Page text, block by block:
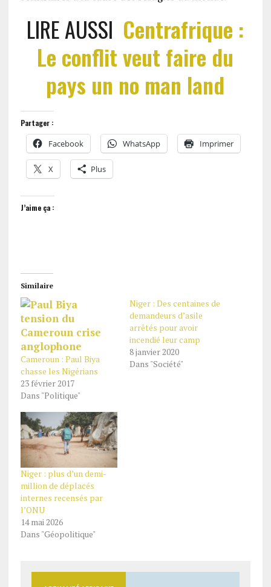
LIRE AUSSI Centrafrique :
Le conflit veut faire du
pays un no man land
Partager :
Facebook WhatsApp Imprimer
X Plus
J’aime ça :
Similaire
Cameroun : Paul Biya
chasse les Nigérians
23 février 2017
Dans "Politique"
Niger : Des centaines de
demandeurs d’asile
arrêtés pour avoir
incendié leur camp
8 janvier 2020
Dans "Société"
Niger : plus d’un demi-
million de déplacés
internes recensés par
l’ONU
14 mai 2026
Dans "Géopolitique"